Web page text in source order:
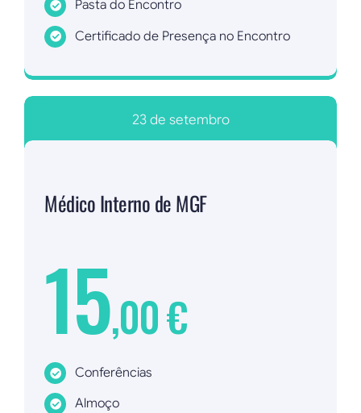
Pasta do Encontro
Certificado de Presença no Encontro
23 de setembro
Médico Interno de MGF
15,00 €
Conferências
Almoço